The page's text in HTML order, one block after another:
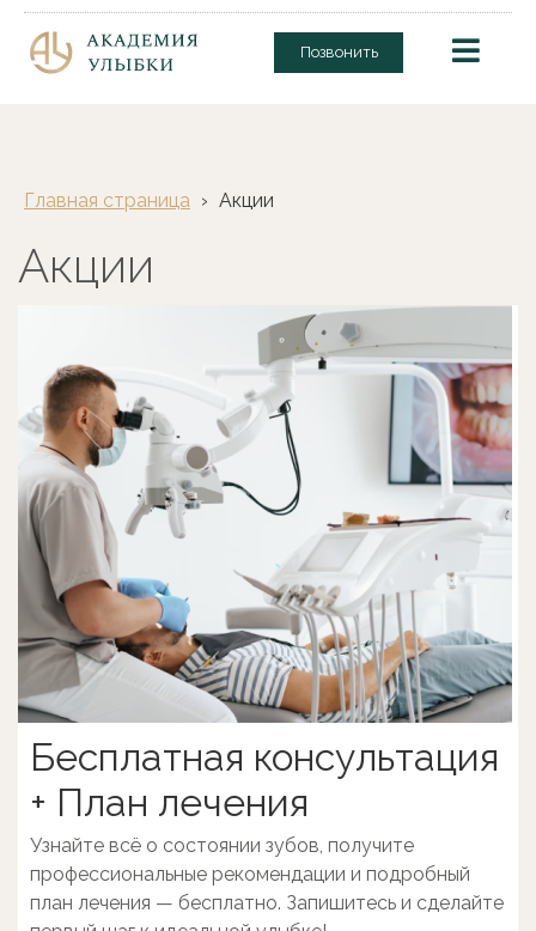
Позвонить
Главная страница › Акции
Акции
Бесплатная консультация
+ План лечения
Узнайте всё о состоянии зубов, получите
профессиональные рекомендации и подробный
план лечения — бесплатно. Запишитесь и сделайте